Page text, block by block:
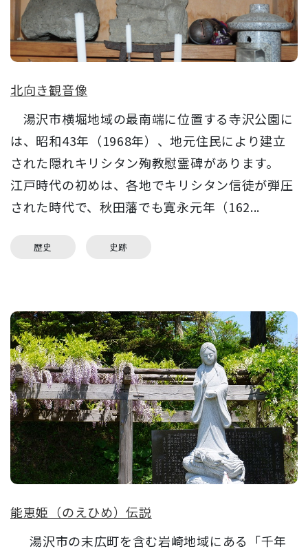
北向き観音像
湯沢市横堀地域の最南端に位置する寺沢公園に
は、昭和43年（1968年）、地元住民により建立
された隠れキリシタン殉教慰霊碑があります。
江戸時代の初めは、各地でキリシタン信徒が弾圧
された時代で、秋田藩でも寛永元年（162...
歴史 史跡
能恵姫（のえひめ）伝説
湯沢市の末広町を含む岩崎地域にある「千年